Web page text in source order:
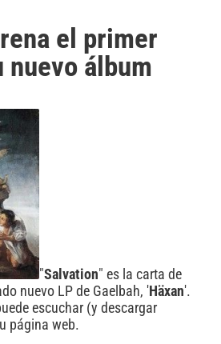
el primer
álbum
"Salvation" es la carta de
nuevo LP de Gaelbah, 'Häxan'.
escuchar (y descargar
página web.